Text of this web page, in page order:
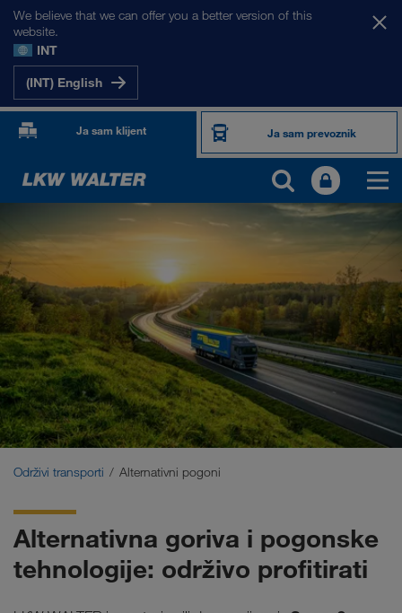
We believe that we can offer you a better version of this
website.
INT
(INT) English
Ja sam klijent Ja sam prevoznik
PROIZVODI I USLUGE
Drumski transport
Digitalna rešenja
Kombinovani transport
Održivi transporti
Rešenja za industriju
Održivi transporti Alternativni pogoni
Alternativna goriva i pogonske
tehnologije: održivo profitirati